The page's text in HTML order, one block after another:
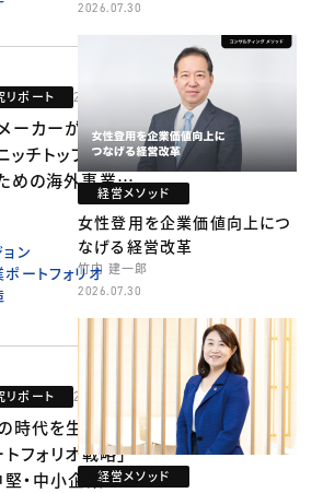
リポート 2026.03.12
ーカーがグロー
ッチトップを勝ち
めの海外事業戦
ン
ートフォリオ
リポート 2026.02.20
時代を生き抜く
トフォリオ戦略」
堅・中小企業連
2026.07.30
経営メソッド
女性登用を企業価値向上につ
なげる経営改革
竹内 建一郎
2026.07.30
経営メソッド